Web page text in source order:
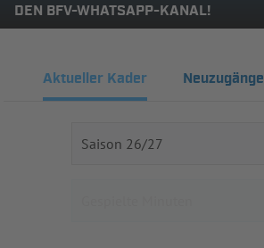
DEN BFV-WHATSAPP-KANAL!
Aktueller Kader Neuzugänge